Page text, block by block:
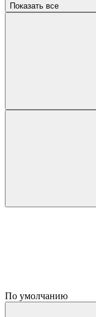
Показать все
По умолчанию